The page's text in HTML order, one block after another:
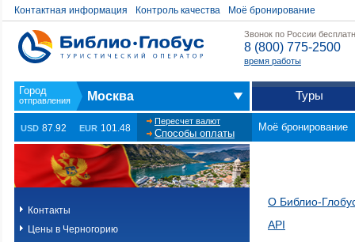
Контактная информация Контроль качества Моё бронирование
Звонок по России
8 (800) 775-2500
время работы
Москва Туры
USD 87.92 EUR 101.48
Пересчет валют
Способы оплаты
Моё бронирование
Контакты
Цены в Черногорию
О Библио-
API